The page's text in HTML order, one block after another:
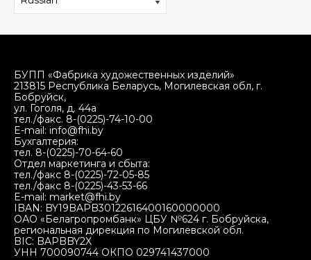
БУПП «Фабрика художественных изделий»
213815 Республика Беларусь, Могилевская обл, г.
Бобруйск,
ул. Гоголя, д. 44а
тел./факс. 8-(0225)-74-10-00
E-mail: info@fhi.by
Бухгалтерия:
тел. 8-(0225)-70-64-60
Отдел маркетинга и сбыта:
тел./факс 8-(0225)-72-05-85
тел./факс 8-(0225)-43-53-66
E-mail: market@fhi.by
IBAN: BY19BAPB30122616400160000000
ОАО «Белагропромбанк» ЦБУ №624 г. Бобруйска,
региональная дирекция по Могилевской обл.
BIC: BAPBBY2X
УНН 700090744 ОКПО 029741437000